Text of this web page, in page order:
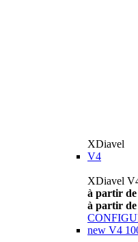
XDiavel
V4
XDiavel
à partir de
à partir
new V4